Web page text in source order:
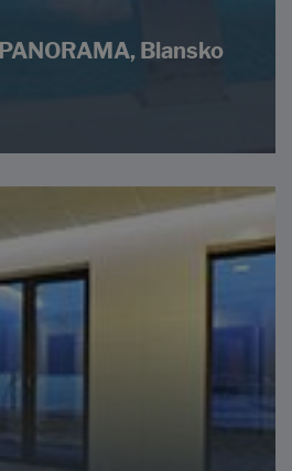
Blansko